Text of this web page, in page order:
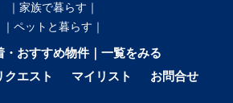
｜家族で暮らす｜
｜ペットと暮らす｜
・おすすめ物件｜一覧をみる
エスト
マイリスト お問合せ